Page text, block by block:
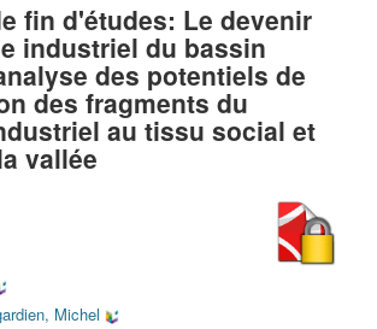
fin d'études: Le devenir
industriel du bassin
des potentiels de
des fragments du
au tissu social et
vallée
Michel